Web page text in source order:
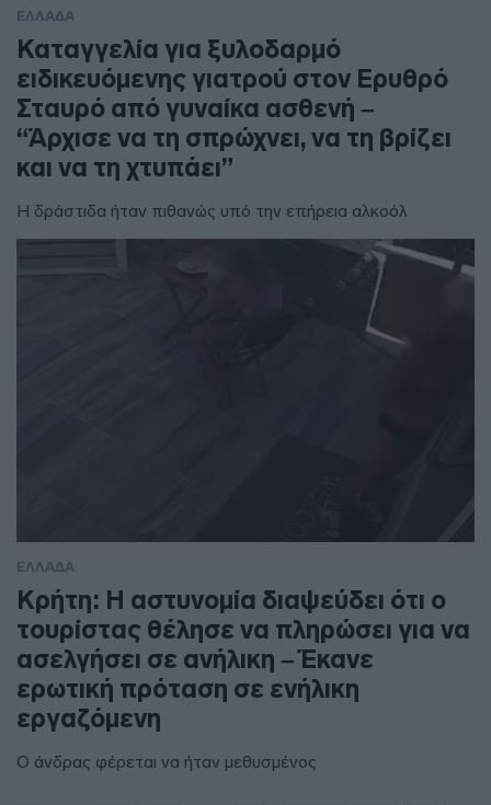
ΕΛΛΑΔΑ
Καταγγελία για ξυλοδαρμό
ειδικευόμενης γιατρού στον Ερυθρό
Σταυρό από γυναίκα ασθενή –
“Άρχισε να τη σπρώχνει, να τη βρίζει
και να τη χτυπάει”
Η δράστιδα ήταν πιθανώς υπό την επήρεια αλκοόλ
ΕΛΛΑΔΑ
Κρήτη: Η αστυνομία διαψεύδει ότι ο
τουρίστας θέλησε να πληρώσει για να
ασελγήσει σε ανήλικη – Έκανε
ερωτική πρόταση σε ενήλικη
εργαζόμενη
Ο άνδρας φέρεται να ήταν μεθυσμένος